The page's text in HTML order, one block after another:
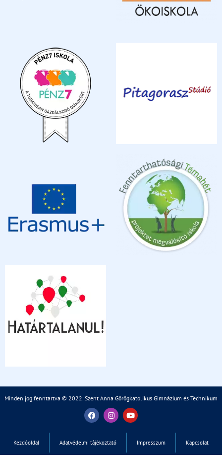
Minden jog fenntartva © 2022. Szent Anna Görögkatolikus Gimnázium és Technikum
Kezdőoldal Adatvédelmi tájékoztató Impresszum Kapcsolat